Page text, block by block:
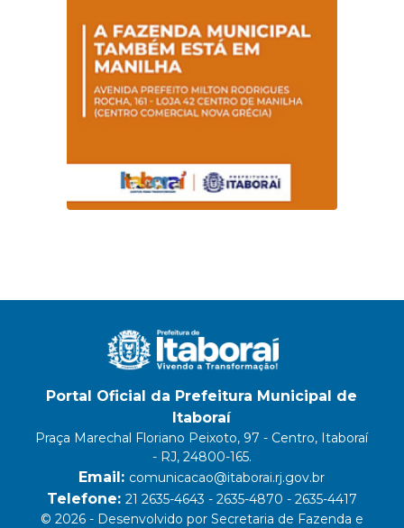
Portal Oficial da Prefeitura Municipal de
Itaboraí
Praça Marechal Floriano Peixoto, 97 - Centro, Itaboraí
- RJ, 24800-165.
Email: comunicacao@itaborai.rj.gov.br
Telefone: 21 2635-4643 - 2635-4870 - 2635-4417
© 2026 - Desenvolvido por Secretaria de Fazenda e